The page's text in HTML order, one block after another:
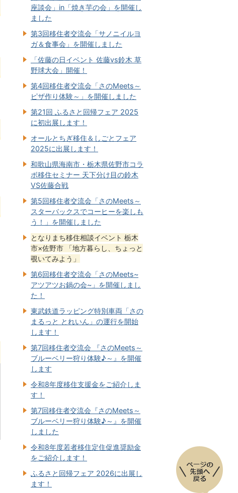
座談会」in「焼き芋の会」を開催し
ました
第3回移住者交流会「サノニイルヨ
ガ＆食事会」を開催しました
「佐藤の日イベント 佐藤vs鈴木 草
野球大会」開催！
第4回移住者交流会「さのMeets～
ピザ作り体験～」を開催しました
第21回 ふるさと回帰フェア 2025
に初出展します！
オールとちぎ移住＆しごとフェア
2025に出展します！
和歌山県海南市・栃木県佐野市コラ
ボ移住セミナー 天下分け目の鈴木
VS佐藤合戦
第5回移住者交流会「さのMeets～
スターバックスでコーヒーを楽しも
う！」を開催しました
となりまち移住相談イベント 栃木
市×佐野市 「地方暮らし、ちょっと
覗いてみよう」
第6回移住者交流会「さのMeets~
アツアツお鍋の会~」を開催しまし
た！
東武鉄道ラッピング特別車両「さの
まるっと とれいん」の運行を開始
します！
第7回移住者交流会 『さのMeets～
ブルーベリー狩り体験♪～』を開催
します
令和8年度移住支援金をご紹介しま
す！
第7回移住者交流会『さのMeets～
ブルーベリー狩り体験♪～』を開催
しました
令和8年度若者移住定住促進奨励金
をご紹介します！
ふるさと回帰フェア 2026に出展し
ます！